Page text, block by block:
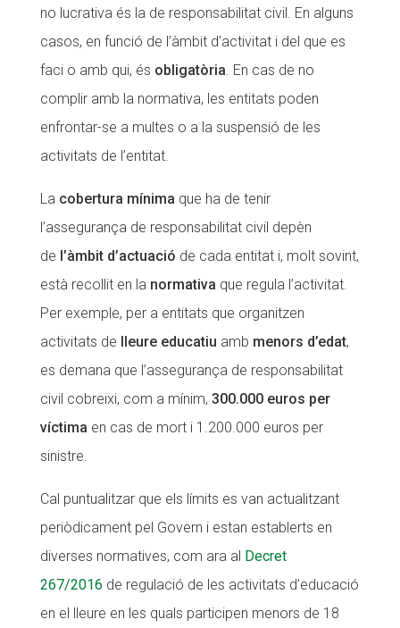
no lucrativa és la de responsabilitat civil. En alguns
casos, en funció de l’àmbit d’activitat i del que es
faci o amb qui, és obligatòria. En cas de no
complir amb la normativa, les entitats poden
enfrontar-se a multes o a la suspensió de les
activitats de l’entitat.
La cobertura mínima que ha de tenir
l’assegurança de responsabilitat civil depèn
de l’àmbit d’actuació de cada entitat i, molt sovint,
està recollit en la normativa que regula l’activitat.
Per exemple, per a entitats que organitzen
activitats de lleure educatiu amb menors d’edat,
es demana que l’assegurança de responsabilitat
civil cobreixi, com a mínim, 300.000 euros per
víctima en cas de mort i 1.200.000 euros per
sinistre.
Cal puntualitzar que els límits es van actualitzant
periòdicament pel Govern i estan establerts en
diverses normatives, com ara al Decret
267/2016 de regulació de les activitats d’educació
en el lleure en les quals participen menors de 18